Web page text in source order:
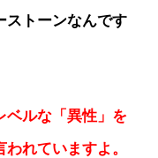
ストーンなんです
ベルな「異性」を
れていますよ。